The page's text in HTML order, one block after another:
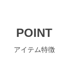
POINT
アイテム特徴